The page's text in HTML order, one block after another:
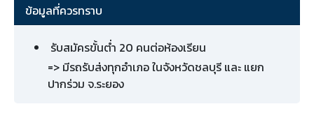
ข้อมูลที่ควรทราบ
รับสมัครขั้นต่ำ 20 คนต่อห้องเรียน
=> มีรถรับส่งทุกอำเภอ ในจังหวัดชลบุรี และ แยก
ปากร่วม จ.ระยอง